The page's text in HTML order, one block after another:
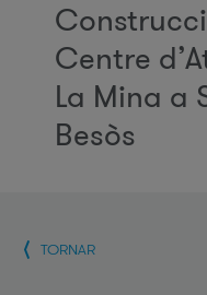
Centre
La Mina a
Besòs
TORNAR